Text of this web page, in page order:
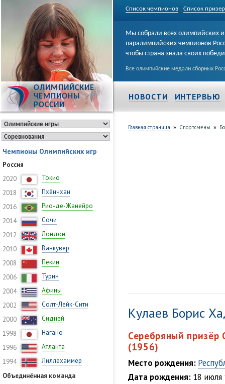
Список чемпионов Список
ОЛИМПИЙСКИЕ
ЧЕМПИОНЫ
РОССИИ
Мы собрали всех олимпийских и
паралимпийских чемпионов
чтобы страна знала своих
Все олимпийские медали сборных
НОВОСТИ ИНТЕРВЬЮ
Чемпионы Олимпийских игр
Россия
2020
Токио
2018
Пхёнчхан
2016
Рио-де-Жанейро
2014
Сочи
2012
Лондон
2010
Ванкувер
2008
Пекин
2006
Турин
2004
Афины
2002
Солт-Лейк-Сити
2000
Сидней
1998
Нагано
1996
Атланта
1994
Лиллехаммер
Объединённая команда
Главная страница » Спортсмены »
Кулаев Борис
Серебряный призёр
(1956)
Место рождения:
Дата рождения: 18